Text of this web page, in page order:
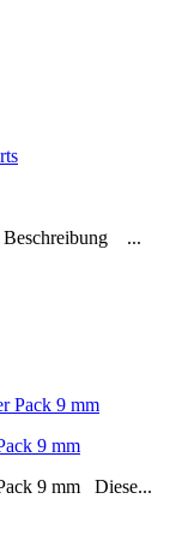
Beschreibung ...
9 mm
9 mm Diese...